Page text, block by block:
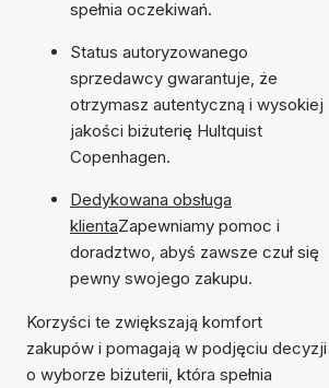
spełnia oczekiwań.
Status autoryzowanego
sprzedawcy gwarantuje, że
otrzymasz autentyczną i wysokiej
jakości biżuterię Hultquist
Copenhagen.
Dedykowana obsługa
klientaZapewniamy pomoc i
doradztwo, abyś zawsze czuł się
pewny swojego zakupu.
Korzyści te zwiększają komfort
zakupów i pomagają w podjęciu decyzji
o wyborze biżuterii, która spełnia